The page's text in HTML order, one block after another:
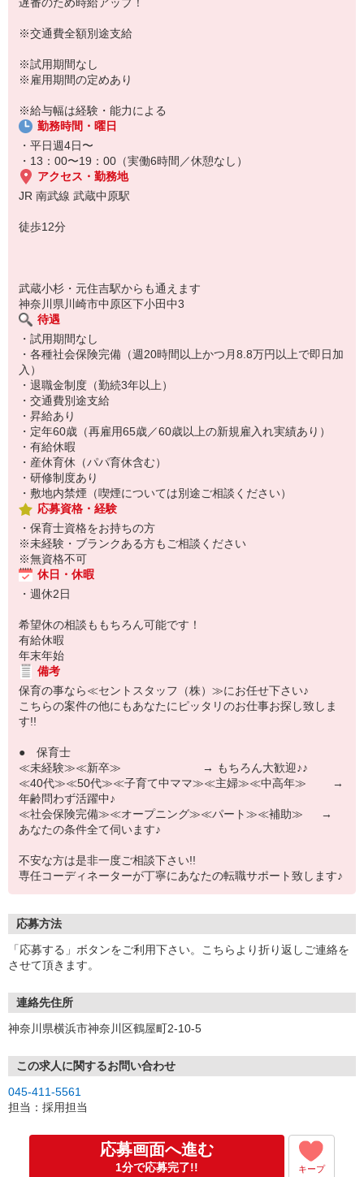
※交通費全額別途支給
※試用期間なし
※雇用期間の定めあり
※給与幅は経験・能力による
勤務時間・曜日
・平日週4日〜
・13：00〜19：00（実働6時間／休憩なし）
アクセス・勤務地
JR 南武線 武蔵中原駅
徒歩12分
武蔵小杉・元住吉駅からも通えます
神奈川県川崎市中原区下小田中3
待遇
・試用期間なし
・各種社会保険完備（週20時間以上かつ月8.8万円以上で即日加
入）
・退職金制度（勤続3年以上）
・交通費別途支給
・昇給あり
・定年60歳（再雇用65歳／60歳以上の新規雇入れ実績あり）
・有給休暇
・産休育休（パパ育休含む）
・研修制度あり
・敷地内禁煙（喫煙については別途ご相談ください）
応募資格・経験
・保育士資格をお持ちの方
※未経験・ブランクある方もご相談ください
※無資格不可
休日・休暇
・週休2日
希望休の相談ももちろん可能です！
有給休暇
年末年始
備考
保育の事なら≪セントスタッフ（株）≫にお任せ下さい♪
こちらの案件の他にもあなたにピッタリのお仕事お探し致しま
す!!
● 保育士
≪未経験≫≪新卒≫ → もちろん大歓迎♪♪
≪40代≫≪50代≫≪子育て中ママ≫≪主婦≫≪中高年≫ →
年齢問わず活躍中♪
≪社会保険完備≫≪オープニング≫≪パート≫≪補助≫ →
あなたの条件全て伺います♪
不安な方は是非一度ご相談下さい!!
専任コーディネーターが丁寧にあなたの転職サポート致します♪
応募方法
「応募する」ボタンをご利用下さい。こちらより折り返しご連絡を
させて頂きます。
連絡先住所
神奈川県横浜市神奈川区鶴屋町2-10-5
この求人に関するお問い合わせ
045-411-5561
担当：採用担当
応募画面へ進む
1分で応募完了!! キープ